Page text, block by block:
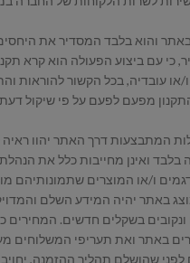
עם ביצוע הפעולה הוא קרא
עובדיה, בכל הקשור להוראות
באתר ואת תעריפי
שהושלם תהליך ההזמנה,